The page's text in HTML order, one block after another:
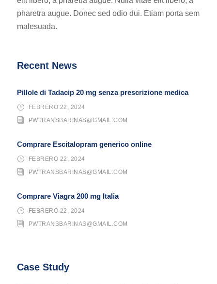
pharetra augue. Donec sed odio dui. Etiam porta sem
malesuada.
Recent News
Pillole di Tadacip 20 mg senza prescrizione medica
FEBRERO 22, 2024
PWTRANSBARINAS@GMAIL.COM
Comprare Escitalopram generico online
FEBRERO 22, 2024
PWTRANSBARINAS@GMAIL.COM
Comprare Viagra 200 mg Italia
FEBRERO 22, 2024
PWTRANSBARINAS@GMAIL.COM
Case Study